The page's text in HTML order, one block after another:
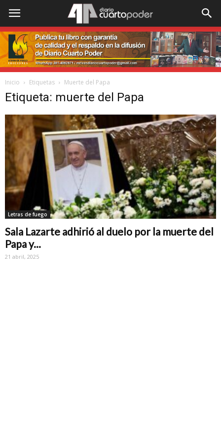
Inicio Etiquetas Muerte del Papa
Etiqueta: muerte del Papa
Letras de fuego
Sala Lazarte adhirió al duelo por la muerte del
Papa y...
21 abril, 2025